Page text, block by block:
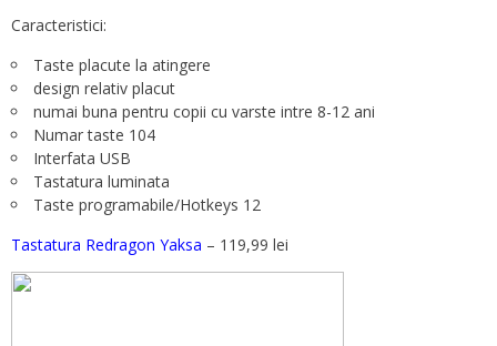
Caracteristici:
Taste placute la atingere
design relativ placut
numai buna pentru copii cu varste intre 8-12 ani
Numar taste 104
Interfata USB
Tastatura luminata
Taste programabile/Hotkeys 12
Tastatura Redragon Yaksa – 119,99 lei